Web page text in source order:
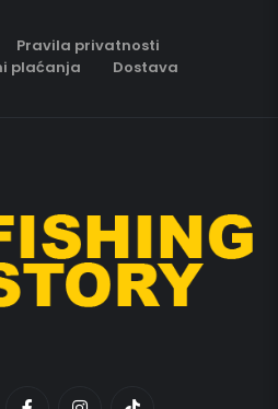
Pravila privatnosti
plaćanja Dostava